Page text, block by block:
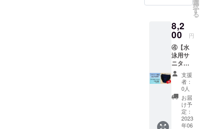
せん。
※通常の
サニタ
リー
ショー
ツとし
ても、
ご利用
頂けま
す。
※2023
年6月以
降、順
習用水
着の下
に履く
だけで
大丈
夫。生
理中も
コレを
履いて
もっと
水泳を
楽しも
う！ ※
えるサ
リー
ショー
ツ』を
リター
ンとし
てお届
け致し
ます。
「漏れ
ない・
バレな
い・恥
ずかし
選
択
す
る
8,2
00 円
④【水
泳用サ
ニタ
リー
ショー
ツ 3
枚】を
お届
け。 水
泳コー
チが本
支援
者：
0人
お届
け予
定：
2023
年06